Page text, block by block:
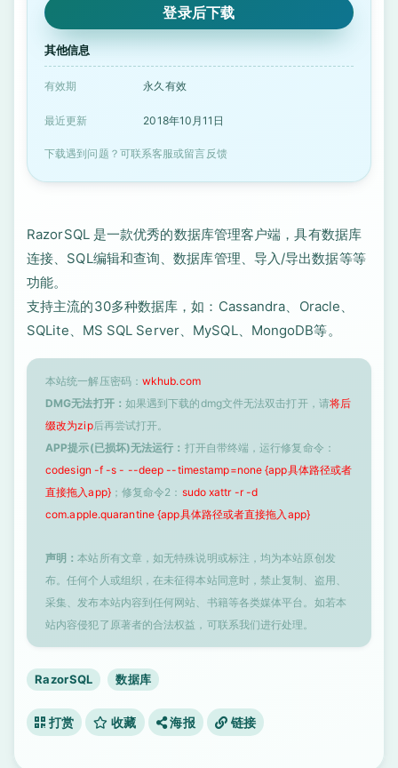
登录后下载
其他信息
有效期 永久有效
最近更新 2018年10月11日
下载遇到问题？可联系客服或留言反馈
RazorSQL 是一款优秀的数据库管理客户端，具有数据库
连接、SQL编辑和查询、数据库管理、导入/导出数据等等
功能。
支持主流的30多种数据库，如：Cassandra、Oracle、
SQLite、MS SQL Server、MySQL、MongoDB等。
本站统一解压密码： wkhub.com
DMG无法打开： 如果遇到下载的dmg文件无法双击打开，请将后
缀改为zip后再尝试打开。
APP提示(已损坏)无法运行： 打开自带终端，运行修复命令：
codesign -f -s - --deep --timestamp=none {app具体路径或者
直接拖入app}；修复命令2： sudo xattr -r -d
com.apple.quarantine {app具体路径或者直接拖入app}
声明：本站所有文章，如无特殊说明或标注，均为本站原创发
布。任何个人或组织，在未征得本站同意时，禁止复制、盗用、
采集、发布本站内容到任何网站、书籍等各类媒体平台。如若本
站内容侵犯了原著者的合法权益，可联系我们进行处理。
RazorSQL 数据库
打赏 收藏 海报 链接